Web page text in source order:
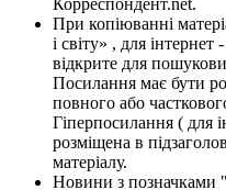
При копіюванні
і світу» , для
відкрите для
Посилання має бути
повного або
Гіперпосилання ( для
розміщена в
матеріалу.
Новини з позначками